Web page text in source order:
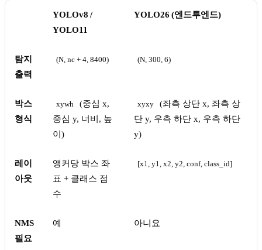
YOLOv8 /
YOLO11
YOLO26 (엔드투엔드)
탐지
출력
(N, nc + 4, 8400) (N, 300, 6)
박스
형식
xywh
(중심 x,
중심 y, 너비, 높
이)
xyxy
(좌측 상단 x, 좌측 상
단 y, 우측 하단 x, 우측 하단
y)
레이
아웃
앵커당 박스 좌
표 + 클래스 점
수
[x1, y1, x2, y2, conf, class_id]
NMS
필요
예 아니요